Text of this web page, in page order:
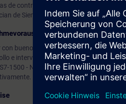
de controlador – visualización y
de Siemens.
con buenos conocimientos y habilidades
e intervención de programas (LAD/
1500 - Nivel 2 [TIAPRO1], TIA Portal